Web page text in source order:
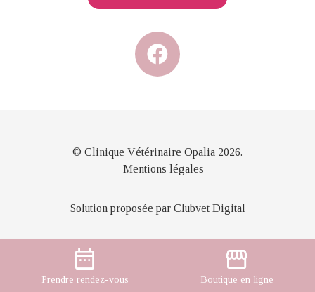
date_range
Prendre rendez-vous
storefront
Boutique en ligne
© Clinique Vétérinaire Opalia 2026.
Mentions légales
Solution proposée par Clubvet Digital